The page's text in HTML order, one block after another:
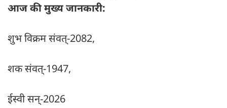
आज की मुख्य जानकारी:
शुभ विक्रम संवत्-2082,
शक संवत्-1947,
ईस्वी सन्-2026